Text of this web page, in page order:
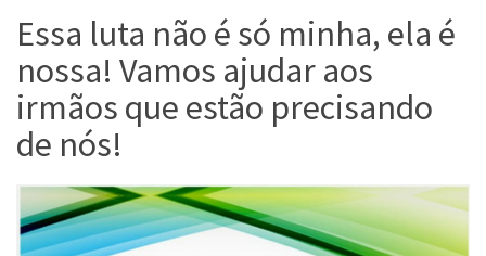
Essa luta não é só minha, ela é
nossa! Vamos ajudar aos
irmãos que estão precisando
de nós!